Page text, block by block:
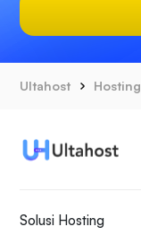
Ultahost Hosting
Solusi Hosting